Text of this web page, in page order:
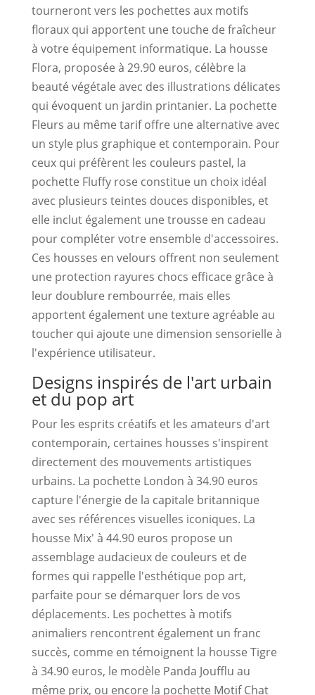
tourneront vers les pochettes aux motifs
floraux qui apportent une touche de fraîcheur
à votre équipement informatique. La housse
Flora, proposée à 29.90 euros, célèbre la
beauté végétale avec des illustrations délicates
qui évoquent un jardin printanier. La pochette
Fleurs au même tarif offre une alternative avec
un style plus graphique et contemporain. Pour
ceux qui préfèrent les couleurs pastel, la
pochette Fluffy rose constitue un choix idéal
avec plusieurs teintes douces disponibles, et
elle inclut également une trousse en cadeau
pour compléter votre ensemble d'accessoires.
Ces housses en velours offrent non seulement
une protection rayures chocs efficace grâce à
leur doublure rembourrée, mais elles
apportent également une texture agréable au
toucher qui ajoute une dimension sensorielle à
l'expérience utilisateur.
Designs inspirés de l'art urbain
et du pop art
Pour les esprits créatifs et les amateurs d'art
contemporain, certaines housses s'inspirent
directement des mouvements artistiques
urbains. La pochette London à 34.90 euros
capture l'énergie de la capitale britannique
avec ses références visuelles iconiques. La
housse Mix' à 44.90 euros propose un
assemblage audacieux de couleurs et de
formes qui rappelle l'esthétique pop art,
parfaite pour se démarquer lors de vos
déplacements. Les pochettes à motifs
animaliers rencontrent également un franc
succès, comme en témoignent la housse Tigre
à 34.90 euros, le modèle Panda Joufflu au
même prix, ou encore la pochette Motif Chat